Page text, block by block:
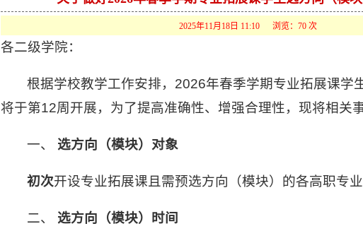
2025年11月18日 11:10 浏览： 70次
各二级学院：
根据学校教学工作安排，2026年春季学期专业拓展课学
将于第12周开展，为了提高准确性、增强合理性，现将相关
一、 选方向（模块）对象
初次开设专业拓展课且需预选方向（模块）的各高职专业
二、 选方向（模块）时间